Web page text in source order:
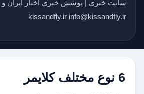
سایت خبری | پوشش خبری اخبار ایران و
kissandfly.ir info@kissandfly.ir
6 نوع مختلف کلایمر